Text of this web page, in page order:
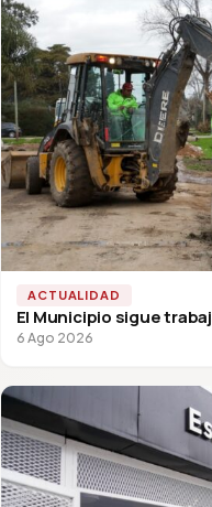
ACTUALIDAD
El Municipio sigue
6 Ago 2026